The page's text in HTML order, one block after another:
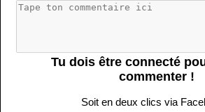
Tu dois être connecté
commenter !
Soit en deux clics via